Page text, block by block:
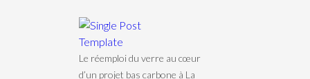
Le réemploi du verre au cœur
d’un projet bas carbone à La